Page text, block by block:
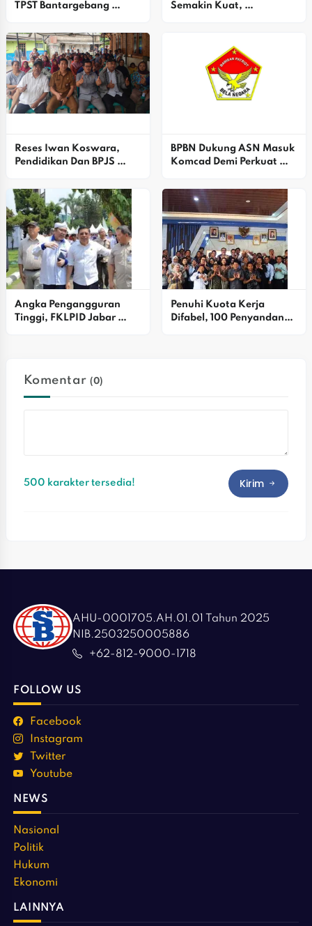
TPST Bantargebang
Alasannya
Semakin Kuat,
Kepemimpinan Baru
Universitas Bhayangkara
Jakarta Jaya
Reses Iwan Koswara,
Pendidikan Dan BPJS
BPBN Dukung ASN Masuk
Komcad Demi Perkuat
Angka Pengangguran
Tinggi, FKLPID Jabar
Penuhi Kuota Kerja
Difabel, 100 Penyandang
Komentar(0)
500 karakter tersedia! Kirim
AHU-0001705.AH.01.01 Tahun 2025
NIB.2503250005886
+62-812-9000-1718
FOLLOW US
Facebook
Instagram
Twitter
Youtube
NEWS
Nasional
Politik
Hukum
Ekonomi
LAINNYA